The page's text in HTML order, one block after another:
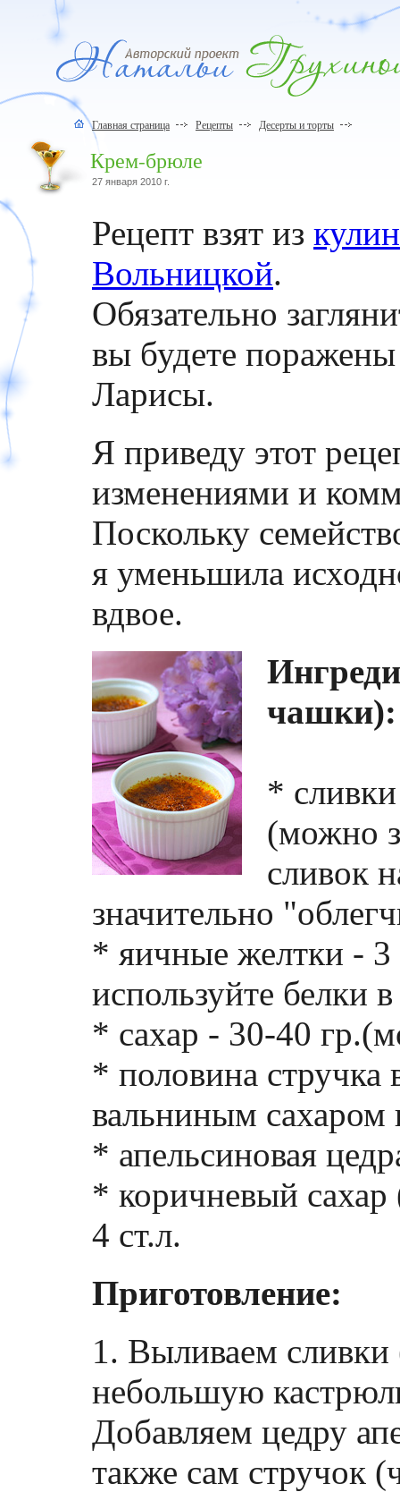
Главная страница Рецепты Десерты и торты
Крем-брюле
27 января 2010 г.
Рецепт взят из
Вольницкой.
Обязательно
вы будете
Ларисы.
Я приведу этот
изменениями и
Поскольку
я уменьшила
вдвое.
чашки):
*
(можно
сливок
значительно
* яичные желтки - 3
используйте белки
* сахар - 30-40
* половина
вальниным сахаром
* апельсиновая
* коричневый
4 ст.л.
Приготовление:
1. Выливаем
небольшую
Добавляем цедру
также сам стручок